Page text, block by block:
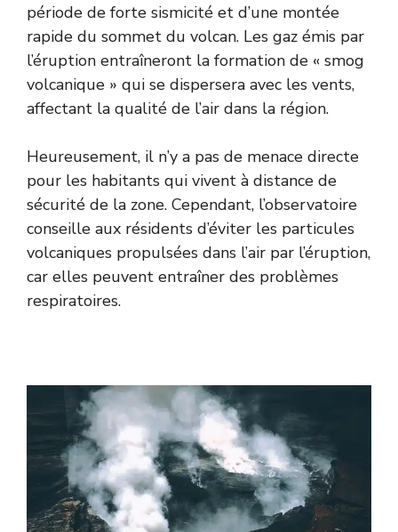
période de forte sismicité et d’une montée
rapide du sommet du volcan. Les gaz émis par
l’éruption entraîneront la formation de « smog
volcanique » qui se dispersera avec les vents,
affectant la qualité de l’air dans la région.
Heureusement, il n’y a pas de menace directe
pour les habitants qui vivent à distance de
sécurité de la zone. Cependant, l’observatoire
conseille aux résidents d’éviter les particules
volcaniques propulsées dans l’air par l’éruption,
car elles peuvent entraîner des problèmes
respiratoires.